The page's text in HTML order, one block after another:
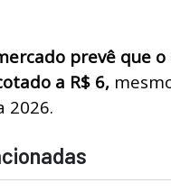
prevê que
a R$ 6,
2026.